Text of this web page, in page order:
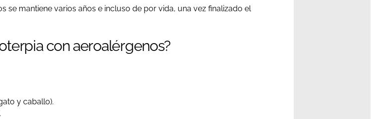
se mantiene varios años e incluso de por vida, una vez finalizado el
con aeroalérgenos?
y caballo).